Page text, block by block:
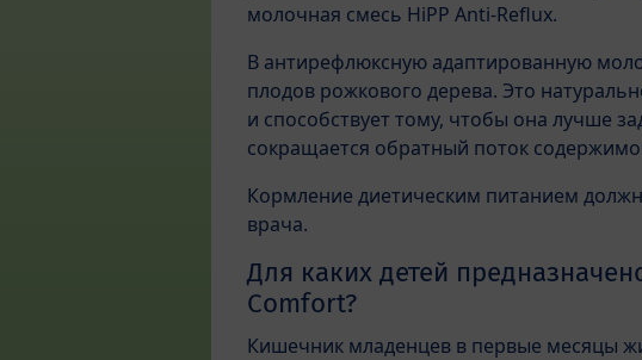
молочная смесь HiPP Anti-Reflux.
В антирефлюксную адаптированную
плодов рожкового дерева. Это
и способствует тому, чтобы она лучше
сокращается обратный поток
Кормление диетическим питанием
врача.
Для каких детей
Comfort?
Кишечник младенцев в первые месяцы